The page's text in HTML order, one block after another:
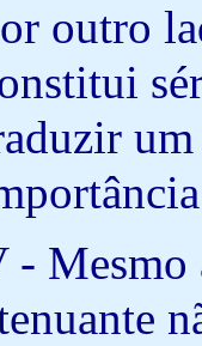
outro
- Mesmo